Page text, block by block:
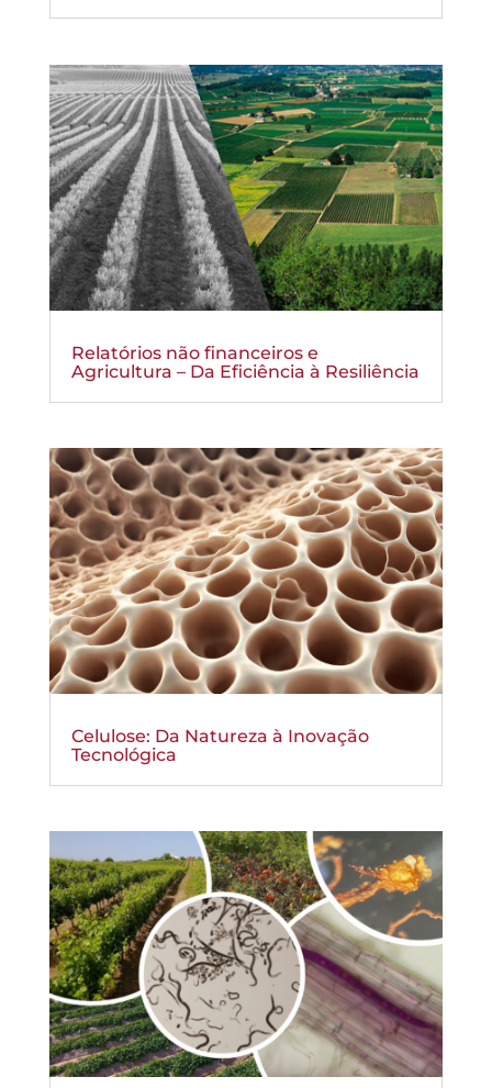
Relatórios não financeiros e
Agricultura – Da Eficiência à Resiliência
Celulose: Da Natureza à Inovação
Tecnológica